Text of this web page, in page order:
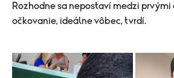
Rozhodne sa nepostaví medzi prvými
očkovanie, ideálne vôbec, tvrdí.